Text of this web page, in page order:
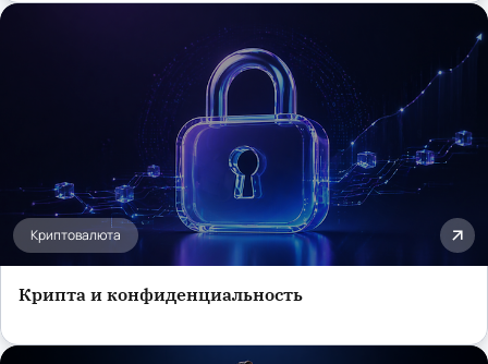
Криптовалюта
Крипта и конфиденциальность